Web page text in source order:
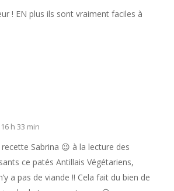
! EN plus ils sont vraiment faciles à
h 33 min
recette Sabrina 😉 à la lecture des
ce patés Antillais Végétariens,
a pas de viande !! Cela fait du bien de